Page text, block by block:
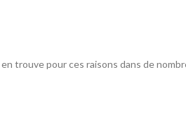
trouve pour ces raisons dans de